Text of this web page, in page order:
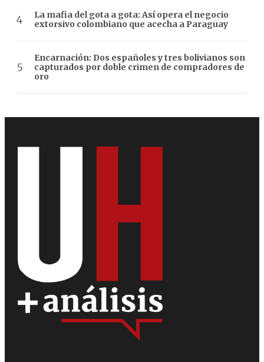
La mafia del gota a gota: Así opera el negocio
extorsivo colombiano que acecha a Paraguay
Encarnación: Dos españoles y tres bolivianos son
capturados por doble crimen de compradores de
oro